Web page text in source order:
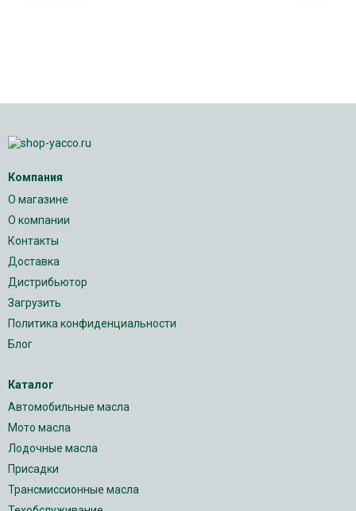
Компания
О магазине
О компании
Контакты
Доставка
Дистрибьютор
Загрузить
Политика конфиденциальности
Блог
Каталог
Автомобильные масла
Мото масла
Лодочные масла
Присадки
Трансмиссионные масла